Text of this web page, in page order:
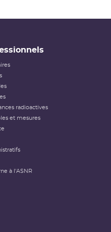
radioactives
et mesures
à l'ASNR